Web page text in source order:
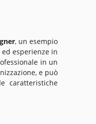
, un esempio
esperienze in
in un
e può
caratteristiche